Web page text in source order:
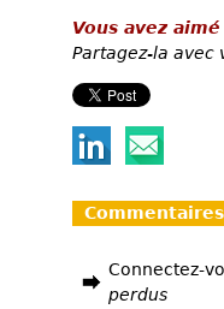
Vous avez
Partagez-la avec
Commentaires
Connectez-
perdus